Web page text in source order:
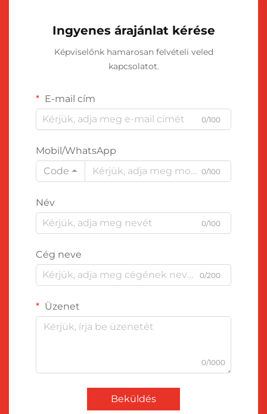
Ingyenes árajánlat kérése
Képviselőnk hamarosan felvételi veled
kapcsolatot.
E-mail cím
0/100
Mobil/WhatsApp
Code
0/100
Név
0/100
Cég neve
0/200
Üzenet
0/1000
Beküldés